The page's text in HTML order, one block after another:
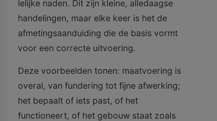
lelijke naden. Dit zijn kleine, alledaagse
handelingen, maar elke keer is het de
afmetingsaanduiding die de basis vormt
voor een correcte uitvoering.
Deze voorbeelden tonen: maatvoering is
overal, van fundering tot fijne afwerking;
het bepaalt of iets past, of het
functioneert, of het gebouw staat zoals